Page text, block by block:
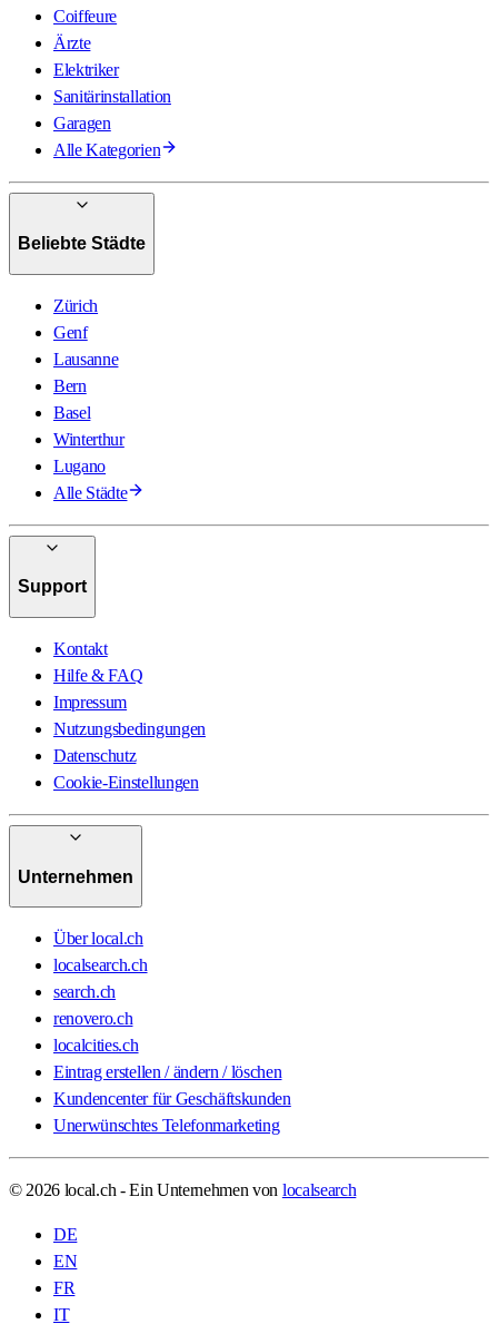
Coiffeure
Ärzte
Elektriker
Sanitärinstallation
Garagen
Alle Kategorien
Beliebte Städte
Zürich
Genf
Lausanne
Bern
Basel
Winterthur
Lugano
Alle Städte
Support
Kontakt
Hilfe & FAQ
Impressum
Nutzungsbedingungen
Datenschutz
Cookie-Einstellungen
Unternehmen
Über local.ch
localsearch.ch
search.ch
renovero.ch
localcities.ch
Eintrag erstellen / ändern / löschen
Kundencenter für Geschäftskunden
Unerwünschtes Telefonmarketing
© 2026 local.ch - Ein Unternehmen von localsearch
DE
EN
FR
IT